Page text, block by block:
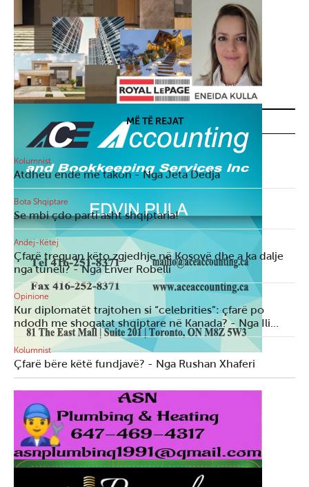
MË TË REJAT
Kolumnist
Atdheu ende më takon - Nga Jeta Dedja
Bota Shqiptare
Se mbi çdo parti asht shqiptaria!
Andej-Këtej
Çfarë treguan këto zgjedhje në Kosovë dhe a ka dalje
nga tuneli? - Nga Enver Robelli
Opinione
Kur diplomatët trajtohen si “celebrities”: çfarë po
ndodh me shoqatat shqiptare në Kanada? - Nga Ili…
Kolumnist
Çfarë bëre këtë fundjavë? - Nga Rushan Xhaferi